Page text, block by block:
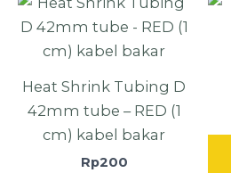
Heat Shrink Tubing D
42mm tube – RED (1
cm) kabel bakar
Rp200